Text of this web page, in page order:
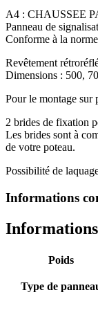
A4 : CHAUSSEE
Panneau de
Conforme à la
Revêtement
Dimensions : 500,
Pour le montage sur
2 brides de fixation
Les brides sont à
de votre poteau.
Possibilité de
Informations
Poids
Type de